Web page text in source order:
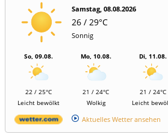
Samstag, 08.08.2026
26 / 29°C
Sonnig
So, 09.08.
22 / 25°C
Leicht bewölkt
Mo, 10.08.
21 / 24°C
Wolkig
Di, 11.08.
21 / 24°C
Leicht
Aktuelles Wetter ansehen